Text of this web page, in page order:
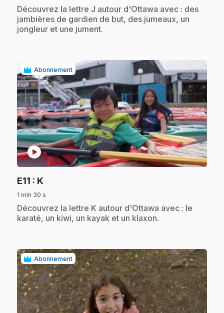
.Découvrez la lettre J autour d'Ottawa avec : des
jambières de gardien de but, des jumeaux, un
jongleur et une jument.
Abonnement
play_circle
E11 : K
1 min 30 s
.Découvrez la lettre K autour d'Ottawa avec : le
karaté, un kiwi, un kayak et un klaxon.
Abonnement